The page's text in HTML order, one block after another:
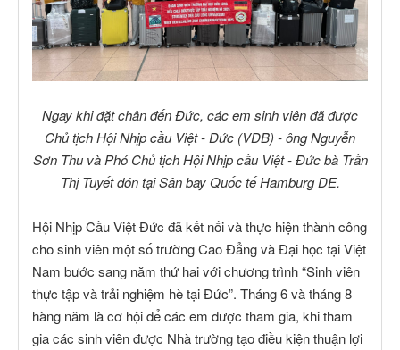
Ngay khi đặt chân đến Đức, các em sinh viên đã được
Chủ tịch Hội Nhịp cầu Việt - Đức (VDB) - ông Nguyễn
Sơn Thu và Phó Chủ tịch Hội Nhịp cầu Việt - Đức bà Trần
Thị Tuyết đón tại Sân bay Quốc tế Hamburg DE.
Hội Nhịp Cầu Việt Đức đã kết nối và thực hiện thành công
cho sinh viên một số trường Cao Đẳng và Đại học tại Việt
Nam bước sang năm thứ hai với chương trình “Sinh viên
thực tập và trải nghiệm hè tại Đức”. Tháng 6 và tháng 8
hàng năm là cơ hội để các em được tham gia, khi tham
gia các sinh viên được Nhà trường tạo điều kiện thuận lợi